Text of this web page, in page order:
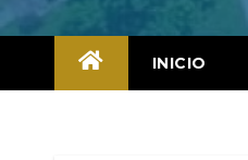
INICIO